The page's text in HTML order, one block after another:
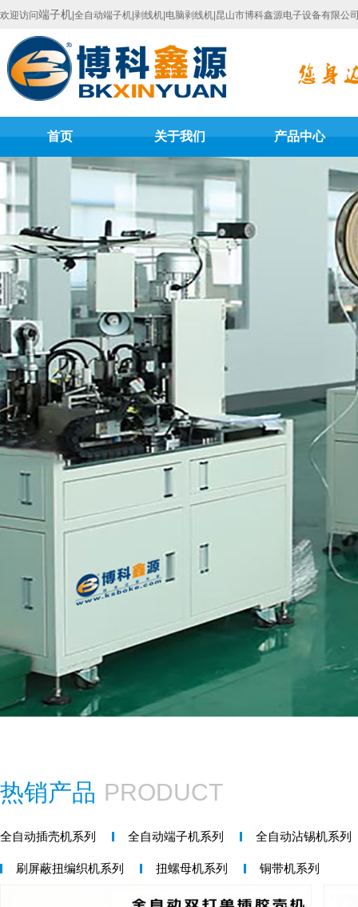
欢迎访问端子机 |全自动端子机|剥线机|电脑剥线机|昆山市博科鑫源电子设备有限公
首页 关于我们 产品中心
热销产品 PRODUCT
全自动插壳机系列 全自动端子机系列 全自动沾锡机系列
刷屏蔽扭编织机系列 扭螺母机系列 铜带机系列